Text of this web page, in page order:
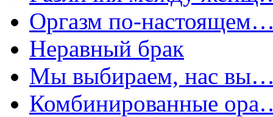
Оргазм по-
Неравный брак
Мы выбираем, нас
Комбинированные